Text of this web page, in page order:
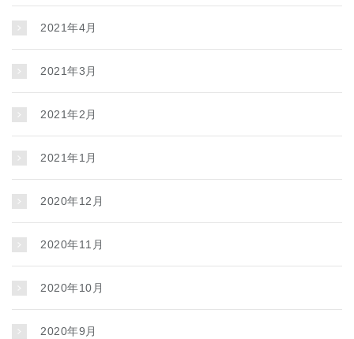
2021年4月
2021年3月
2021年2月
2021年1月
2020年12月
2020年11月
2020年10月
2020年9月